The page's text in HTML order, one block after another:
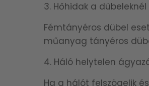
3. Hőhidak a dübeleknél
Fémtányéros dübel
műanyag tányéros
4. Háló helytelen
Ha a hálót felszögelik